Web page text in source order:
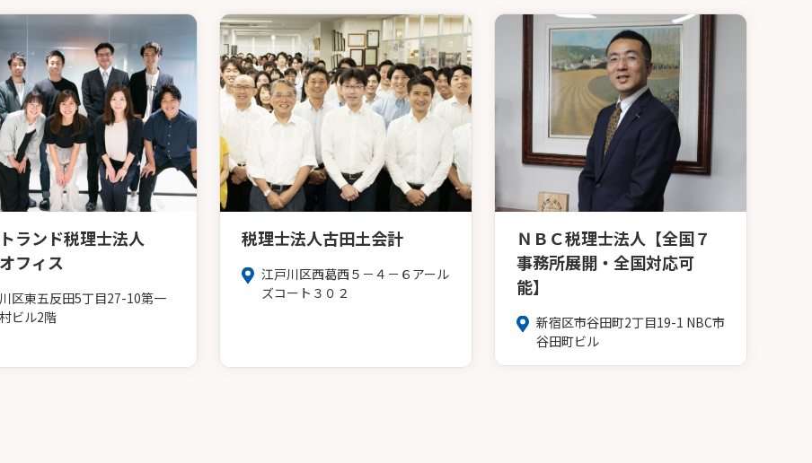
ランド税理士法人
フィス
区東五反田5丁目27-10第一
ビル2階
税理士法人古田土会計
江戸川区西葛西５－４－６アール
ズコート３０２
ＮＢＣ税理士法人【全国７
事務所展開・全国対応可
能】
新宿区市谷田町2丁目19-1 NBC市
谷田町ビル